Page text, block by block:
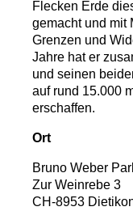
Flecken Erde
gemacht und mit
Grenzen und
Jahre hat er
und seinen
auf rund 15.000
erschaffen.
Ort
Bruno Weber
Zur Weinrebe 3
CH-8953